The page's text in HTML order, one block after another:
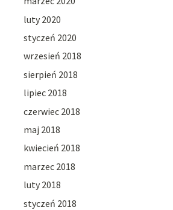
luty 2020
styczeń 2020
wrzesień 2018
sierpień 2018
lipiec 2018
czerwiec 2018
maj 2018
kwiecień 2018
marzec 2018
luty 2018
styczeń 2018